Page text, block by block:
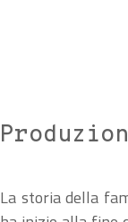
La storia della